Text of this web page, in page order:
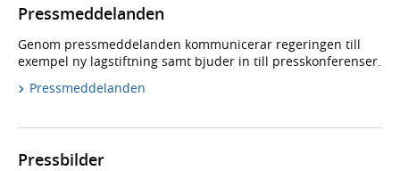
Pressmeddelanden
Genom pressmeddelanden kommunicerar regeringen till
exempel ny lagstiftning samt bjuder in till presskonferenser.
Pressmeddelanden
Pressbilder